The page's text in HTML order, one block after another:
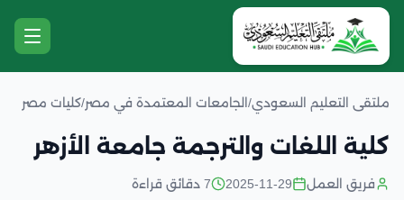
ملتقى التعليم السعودي/ الجامعات المعتمدة في مصر/كليات مصر
كلية اللغات والترجمة جامعة الأزهر
فريق العمل 2025-11-29 7 دقائق قراءة